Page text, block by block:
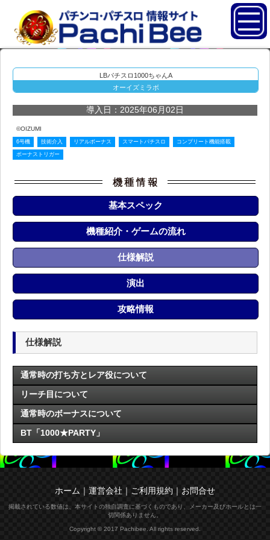
LBパチスロ1000ちゃんA
オーイズミラボ
導入日：2025年06月02日
©OIZUMI
6号機 技術介入 リアルボーナス スマートパチスロ コンプリート機能搭載
ボーナストリガー
基本スペック
機種紹介・ゲームの流れ
仕様解説
演出
攻略情報
仕様解説
通常時の打ち方とレア役について
リーチ目について
通常時のボーナスについて
BT「1000★PARTY」
ホーム ｜ 運営会社 ｜ ご利用規約 ｜ お問合せ
掲載されている数値は、本サイトの独自調査に基づくものであり、メーカー及びホールとは一
切関係ありません。
Copyright © 2017 Pachibee. All rights reserved.